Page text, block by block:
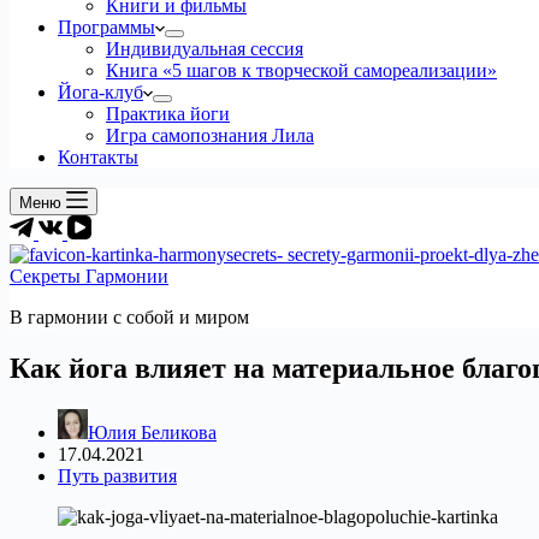
Книги и фильмы
Программы
Индивидуальная сессия
Книга «5 шагов к творческой самореализации»
Йога-клуб
Практика йоги
Игра самопознания Лила
Контакты
Меню
Секреты Гармонии
В гармонии c собой и миром
Как йога влияет на материальное
Юлия Беликова
17.04.2021
Путь развития